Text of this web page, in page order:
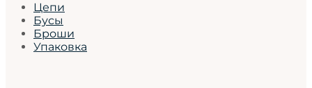
Цепи
Бусы
Броши
Упаковка